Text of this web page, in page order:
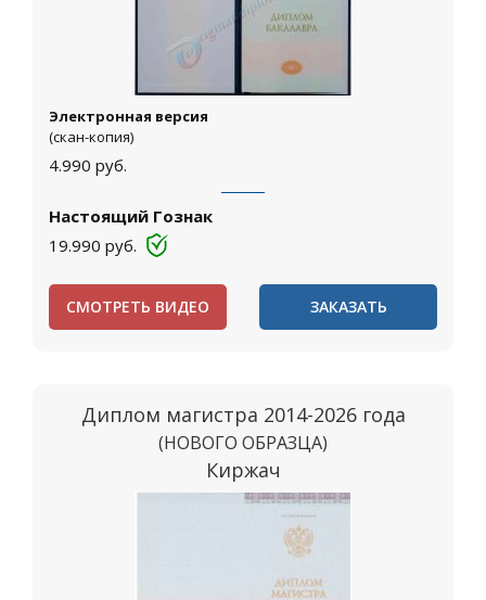
Электронная версия
(скан-копия)
4.990 руб.
Настоящий Гознак
19.990 руб.
СМОТРЕТЬ ВИДЕО ЗАКАЗАТЬ
Диплом магистра 2014-2026 года
(НОВОГО ОБРАЗЦА)
Киржач